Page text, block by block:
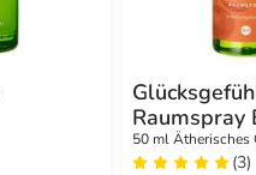
Raumspray
50 ml Ätherisches
(3)